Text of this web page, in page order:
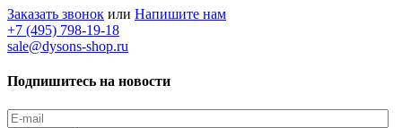
Заказать звонок или Напишите нам
+7 (495) 798-19-18
sale@dysons-shop.ru
Подпишитесь на новости